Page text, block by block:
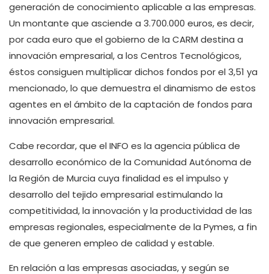
generación de conocimiento aplicable a las empresas.
Un montante que asciende a 3.700.000 euros, es decir,
por cada euro que el gobierno de la CARM destina a
innovación empresarial, a los Centros Tecnológicos,
éstos consiguen multiplicar dichos fondos por el 3,51 ya
mencionado, lo que demuestra el dinamismo de estos
agentes en el ámbito de la captación de fondos para
innovación empresarial.
Cabe recordar, que el INFO es la agencia pública de
desarrollo económico de la Comunidad Autónoma de
la Región de Murcia cuya finalidad es el impulso y
desarrollo del tejido empresarial estimulando la
competitividad, la innovación y la productividad de las
empresas regionales, especialmente de la Pymes, a fin
de que generen empleo de calidad y estable.
En relación a las empresas asociadas, y según se